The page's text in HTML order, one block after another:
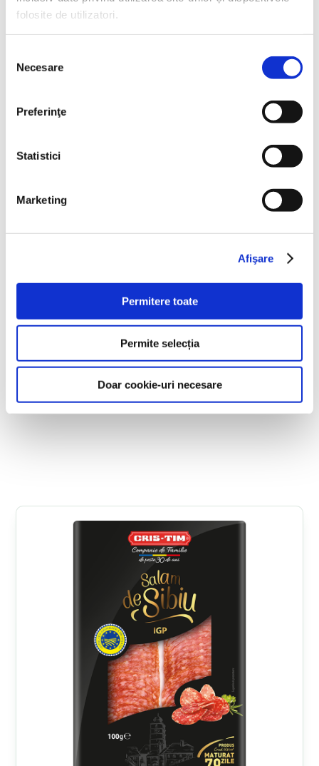
folosite de utilizatori.
consimțământului
Necesare
Preferinţe
Statistici
Marketing
Afişare
Permitere toate
Permite selecția
Doar cookie-uri necesare
Salam de Sibiu IGP 350 g